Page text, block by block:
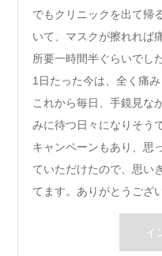
でもクリニックを出て帰
いて、マスクが擦れれば
所要一時間半ぐらいでした
1日たった今は、全く痛
これから毎日、手鏡見な
みに待つ日々になりそう
キャンペーンもあり、思
ていただけたので、思い
てます。ありがとうござ
イ